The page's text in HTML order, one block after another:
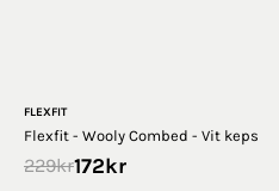
FLEXFIT
Flexfit - Wooly Combed - Vit keps
229kr172kr